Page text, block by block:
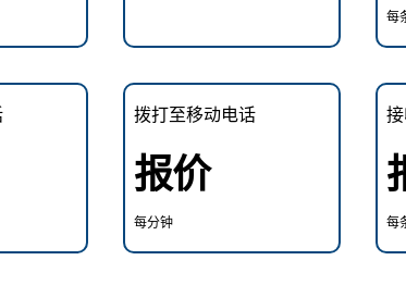
每
拨打至移动电话
报价
每分钟 每